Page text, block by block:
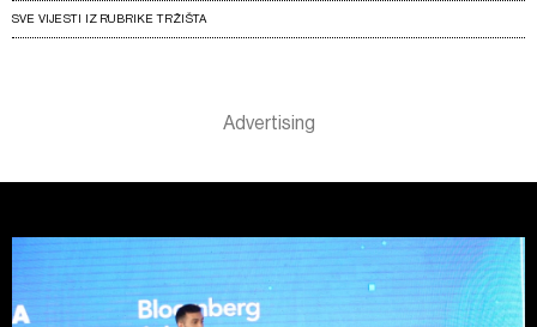
SVE VIJESTI IZ RUBRIKE TRŽIŠTA